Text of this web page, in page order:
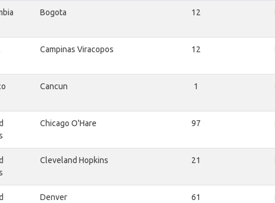
Bogota 12
Campinas Viracopos 12
Cancun 1
Chicago O'Hare 97
Cleveland Hopkins 21
Denver 61